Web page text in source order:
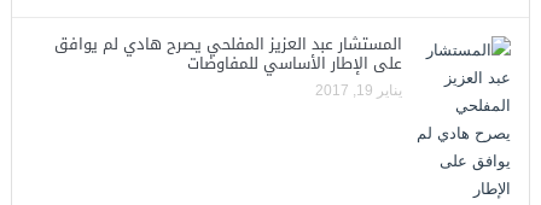
المستشار عبد العزيز المفلحي يصرح هادي لم يوافق
على الإطار الأساسي للمفاوضات
يناير 19, 2017